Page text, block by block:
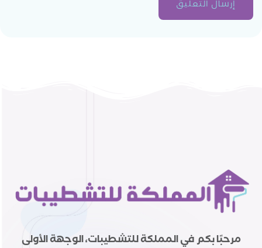
مرحبًا بكم في المملكة للتشطيبات، الوجهة الأولى